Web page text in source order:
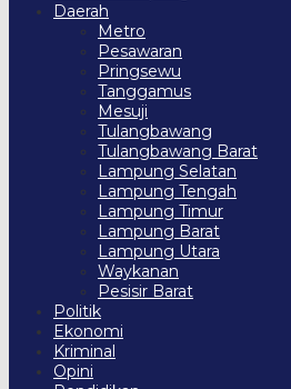
Daerah
Metro
Pesawaran
Pringsewu
Tanggamus
Mesuji
Tulangbawang
Tulangbawang Barat
Lampung Selatan
Lampung Tengah
Lampung Timur
Lampung Barat
Lampung Utara
Waykanan
Pesisir Barat
Politik
Ekonomi
Kriminal
Opini